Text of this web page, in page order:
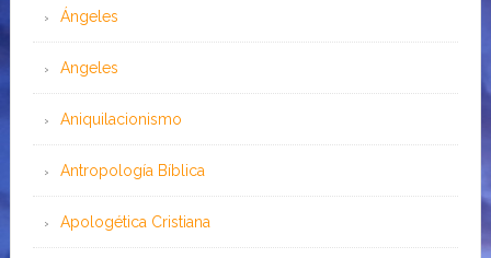
Ángeles
Angeles
Aniquilacionismo
Antropología Bíblica
Apologética Cristiana